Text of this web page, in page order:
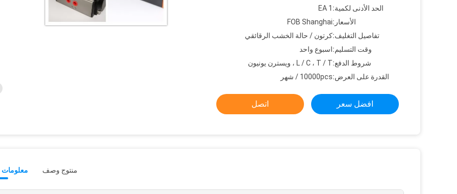
الحد الأدنى لكمية: 1 EA
الأسعار:FOB Shanghai
تفاصيل التغليف:كرتون / حالة الخشب الرقائقي
وقت التسليم:اسبوع واحد
شروط الدفع:L / C ، T / T ، ويسترن يونيون
القدرة على العرض:10000pcs / شهر
افضل سعر اتصل
معلومات منتوج وصف